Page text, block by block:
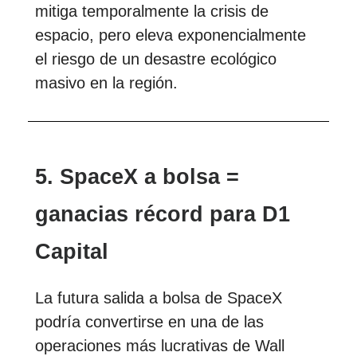
mitiga temporalmente la crisis de
espacio, pero eleva exponencialmente
el riesgo de un desastre ecológico
masivo en la región.
5. SpaceX a bolsa =
ganacias récord para D1
Capital
La futura salida a bolsa de SpaceX
podría convertirse en una de las
operaciones más lucrativas de Wall